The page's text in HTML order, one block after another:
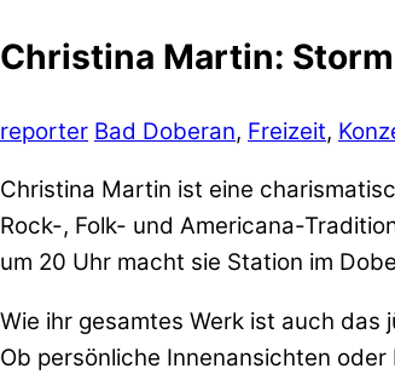
Christina Martin:
reporter Bad Doberan, Freizeit,
Christina Martin ist eine
Rock-, Folk- und Americana-
um 20 Uhr macht sie Station im
Wie ihr gesamtes Werk ist auch
Ob persönliche Innenansichten